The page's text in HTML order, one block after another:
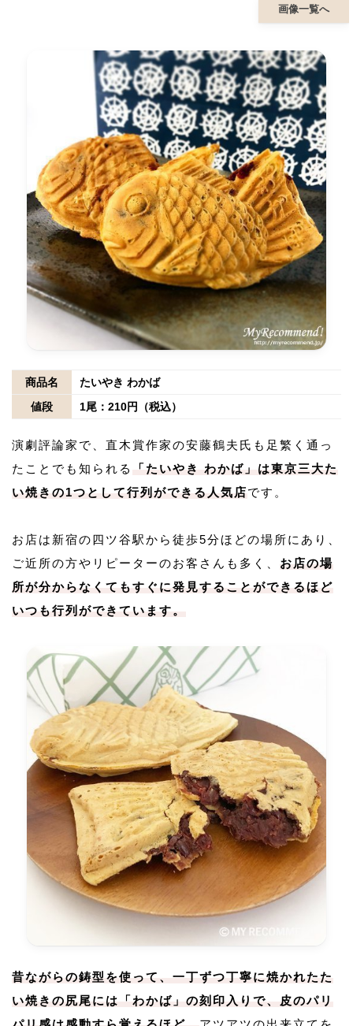
画像一覧へ
商品名
たいやき わかば
値段
1尾：210円（税込）
演劇評論家で、直木賞作家の安藤鶴夫氏も足繁く通っ
たことでも知られる
「たいやき わかば」は東京三大た
い焼きの1つとして行列ができる人気店です。
お店は新宿の四ツ谷駅から徒歩5分ほどの場所にあり、
ご近所の方やリピーターのお客さんも多く、 お店の場
所が分からなくてもすぐに発見することができるほど
いつも行列ができています。
昔ながらの鋳型を使って、一丁ずつ丁寧に焼かれたた
い焼きの尻尾には「わかば」の刻印入りで、皮のパリ